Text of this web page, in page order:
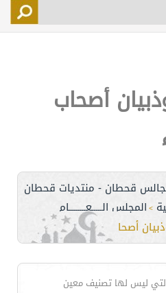
أصحاب
قحطان - منتديات قحطان
> المجلس الـــــعــــــــام
أصحاب داحس والغبراء
ليس لها تصنيف معين